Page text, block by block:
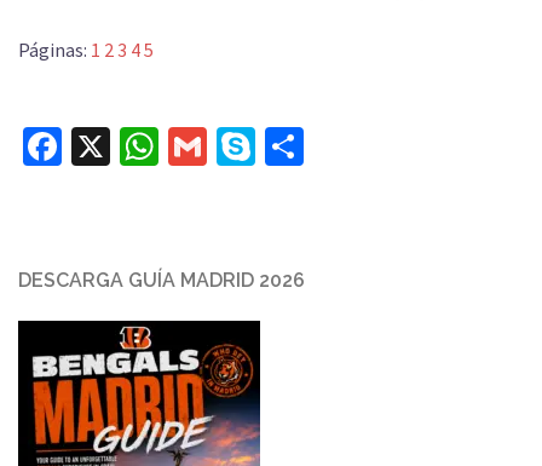
Páginas: 1 23 45
Facebook
X WhatsApp
Gmail
Skype
DESCARGA GUÍA MADRID 2026